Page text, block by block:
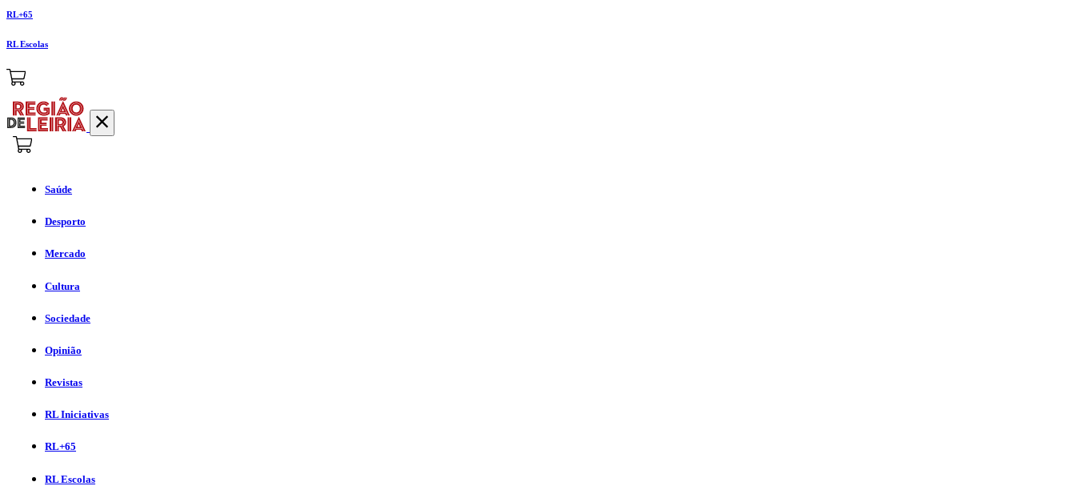
RL+65
RL Escolas
Saúde
Desporto
Mercado
Cultura
Sociedade
Opinião
Revistas
RL Iniciativas
RL+65
RL Escolas